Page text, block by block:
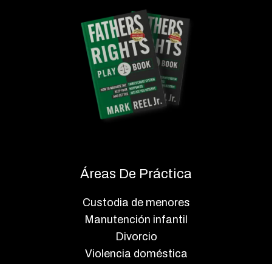
Áreas De Práctica
Custodia de menores
Manutención infantil
Divorcio
Violencia doméstica